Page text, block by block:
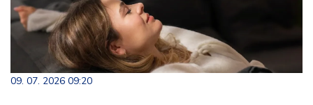
09. 07. 2026 09:20